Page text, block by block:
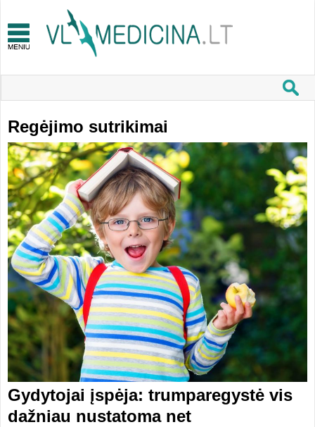
Regėjimo sutrikimai
Gydytojai įspėja: trumparegystė vis
dažniau nustatoma net